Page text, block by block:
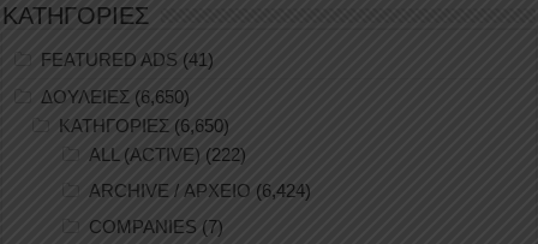
ΚΑΤΗΓΟΡΙΕΣ
FEATURED ADS (41)
ΔΟΥΛΕΙΕΣ (6,650)
ΚΑΤΗΓΟΡΙΕΣ (6,650)
ALL (ACTIVE) (222)
ARCHIVE / ΑΡΧΕΙΟ (6,424)
COMPANIES (7)